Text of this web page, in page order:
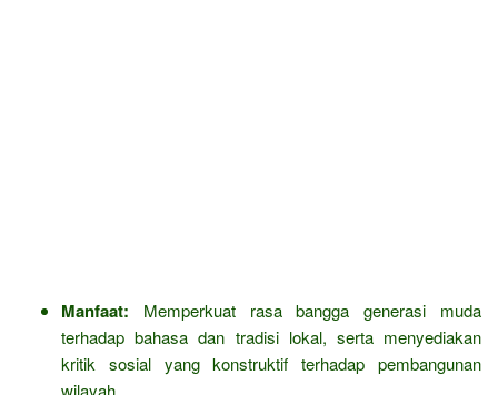
Manfaat: Memperkuat rasa bangga generasi muda
terhadap bahasa dan tradisi lokal, serta menyediakan
kritik sosial yang konstruktif terhadap pembangunan
wilayah.